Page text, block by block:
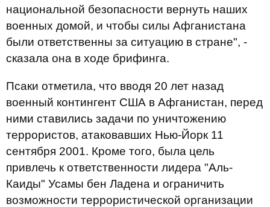
национальной безопасности вернуть наших
военных домой, и чтобы силы Афганистана
были ответственны за ситуацию в стране", -
сказала она в ходе брифинга.
Псаки отметила, что вводя 20 лет назад
военный контингент США в Афганистан, перед
ними ставились задачи по уничтожению
террористов, атаковавших Нью-Йорк 11
сентября 2001. Кроме того, была цель
привлечь к ответственности лидера "Аль-
Каиды" Усамы бен Ладена и ограничить
возможности террористической организации